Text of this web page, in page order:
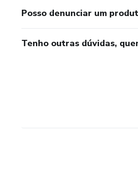
Posso denunciar um
Tenho outras dúvidas,